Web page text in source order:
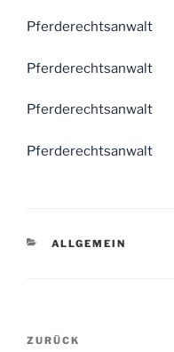
Pferderechtsanwalt
Pferderechtsanwalt
Pferderechtsanwalt
Pferderechtsanwalt
KATEGORIEN
ALLGEMEIN
Beitragsnavigation
Vorheriger
ZURÜCK